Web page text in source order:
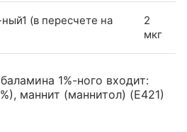
(в пересчете на
2
мкг
1%-ного входит:
маннит (маннитол) (Е421)